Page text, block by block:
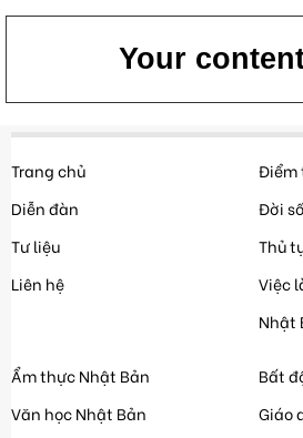
Your
Trang chủ
Diễn đàn
Tư liệu
Liên hệ
Điểm
Đời
Thủ
Việc
Nhật
Ẩm thực Nhật Bản
Văn học Nhật Bản
Bất
Giáo